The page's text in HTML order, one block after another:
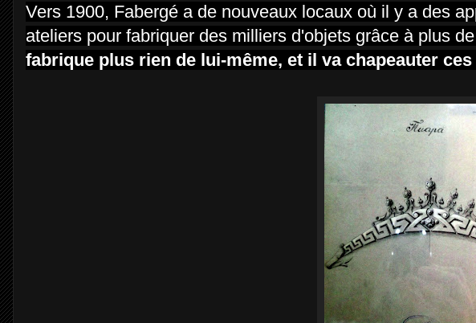
Vers 1900, Fabergé a de nouveaux locaux où il y a des
ateliers pour fabriquer des milliers d'objets grâce à plus
fabrique plus rien de lui-même, et il va chapeauter